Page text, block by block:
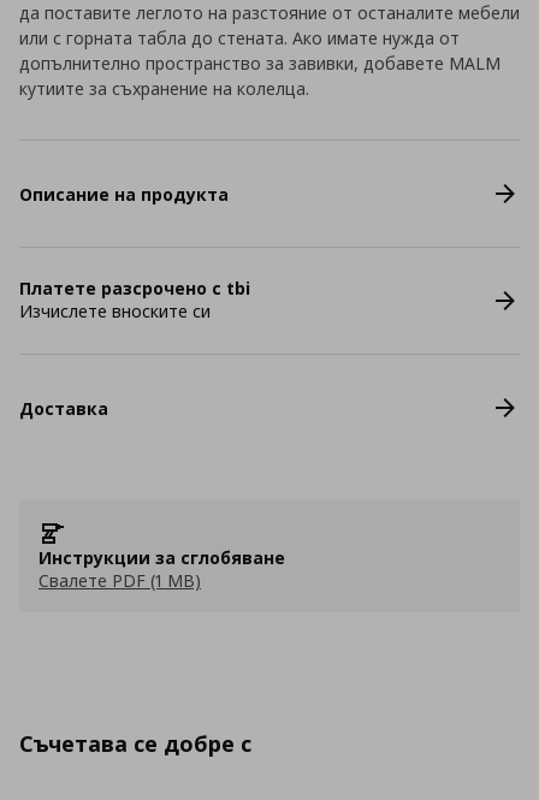
да поставите леглото на разстояние от останалите мебели
или с горната табла до стената. Ако имате нужда от
допълнително пространство за завивки, добавете MALM
кутиите за съхранение на колелца.
Описание на продукта
Платете разсрочено с tbi
Изчислете вноските си
Доставка
Инструкции за сглобяване
Свалете PDF (1 MB)
Съчетава се добре с